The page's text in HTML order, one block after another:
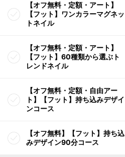
【オフ無料・定額・アート】
【フット】ワンカラーマグネッ
トネイル
【オフ無料・定額・アート】
【フット】60種類から選ぶト
レンドネイル
【オフ無料・定額・自由アー
ト】【フット】持ち込みデザイ
ンコース
【オフ無料】【フット】持ち込
みデザイン90分コース